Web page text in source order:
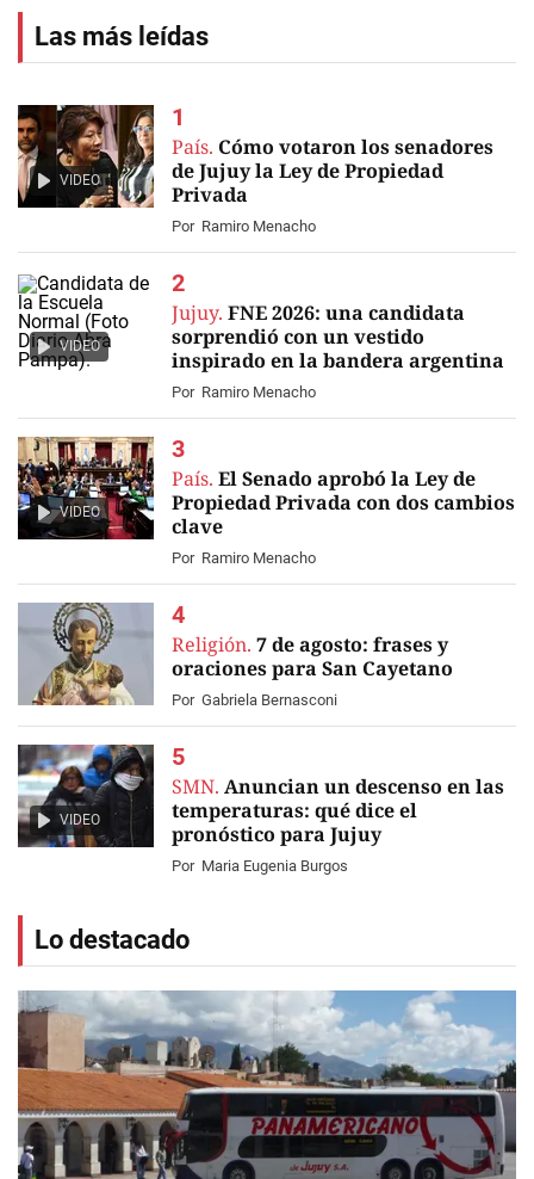
Las más leídas
VIDEO
País. Cómo votaron los senadores
de Jujuy la Ley de Propiedad
Privada
Por Ramiro Menacho
VIDEO
Jujuy. FNE 2026: una candidata
sorprendió con un vestido
inspirado en la bandera argentina
Por Ramiro Menacho
VIDEO
País. El Senado aprobó la Ley de
Propiedad Privada con dos cambios
clave
Por Ramiro Menacho
Religión. 7 de agosto: frases y
oraciones para San Cayetano
Por Gabriela Bernasconi
VIDEO
SMN. Anuncian un descenso en las
temperaturas: qué dice el
pronóstico para Jujuy
Por Maria Eugenia Burgos
Lo destacado